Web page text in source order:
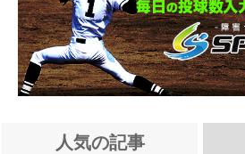
人気の記事